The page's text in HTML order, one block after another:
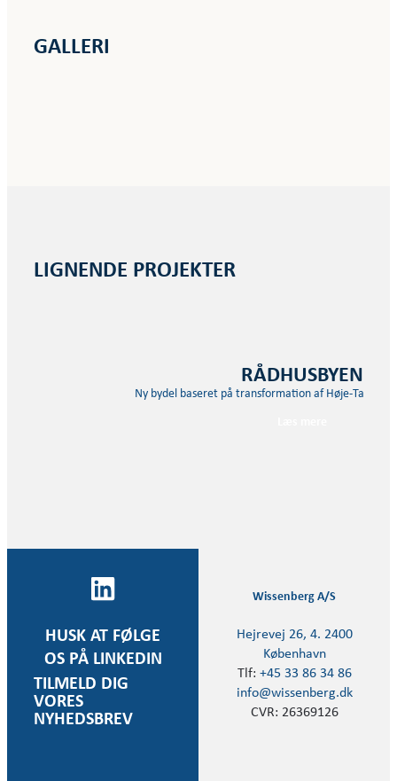
GALLERI
LIGNENDE PROJEKTER
RÅDHUSBYEN
Ny bydel baseret på transformation af Høje-
HUSK AT FØLGE
OS PÅ LINKEDIN
TILMELD DIG
VORES
NYHEDSBREV
Wissenberg A/S
Hejrevej 26, 4. 2400
København
Tlf: +45 33 86 34 86
info@wissenberg.dk
CVR: 26369126